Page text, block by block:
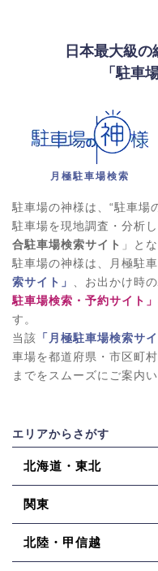
日本最大級
「駐車
月極駐車場検索
駐車場の神様は、“駐車場
駐車場を現地調査・分析
合駐車場検索サイト 」と
駐車場の神様は、月極駐
索サイト」
、お出かけ時
駐車場検索・予約サイト」
す。
当該 「月極駐車場検索サイ
車場を都道府県・市区町
までをスムーズにご案内い
エリアからさがす
北海道・東北
関東
北陸・甲信越